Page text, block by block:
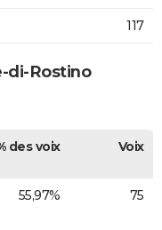
117
di-Rostino
des voix Voix
55,97% 75